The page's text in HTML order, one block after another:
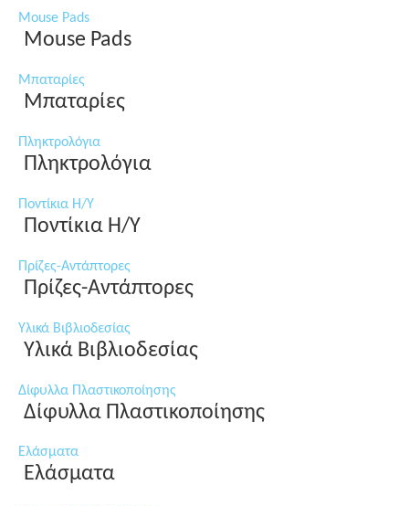
Mouse Pads
Mouse Pads
Μπαταρίες
Μπαταρίες
Πληκτρολόγια
Πληκτρολόγια
Ποντίκια Η/Υ
Ποντίκια Η/Υ
Πρίζες-Αντάπτορες
Πρίζες-Αντάπτορες
Υλικά Βιβλιοδεσίας
Υλικά Βιβλιοδεσίας
Δίφυλλα Πλαστικοποίησης
Δίφυλλα Πλαστικοποίησης
Ελάσματα
Ελάσματα